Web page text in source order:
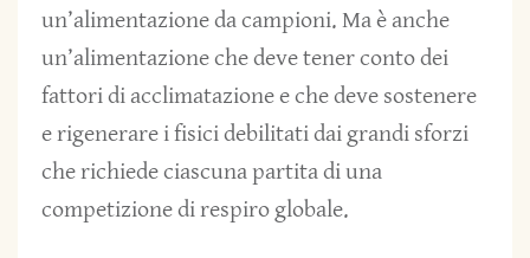
un’alimentazione da campioni. Ma è anche
un’alimentazione che deve tener conto dei
fattori di acclimatazione e che deve sostenere
e rigenerare i fisici debilitati dai grandi sforzi
che richiede ciascuna partita di una
competizione di respiro globale.